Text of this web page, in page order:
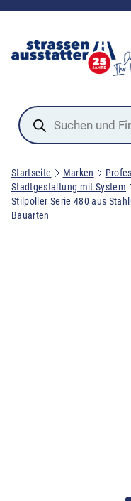
Products
search
Startseite Marken
Stadtgestaltung mit System
Stilpoller Serie 480 aus
Bauarten